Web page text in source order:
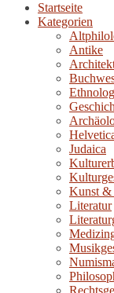
Startseite
Kategorien
Antike
Judaica
Kunst &
Literatur